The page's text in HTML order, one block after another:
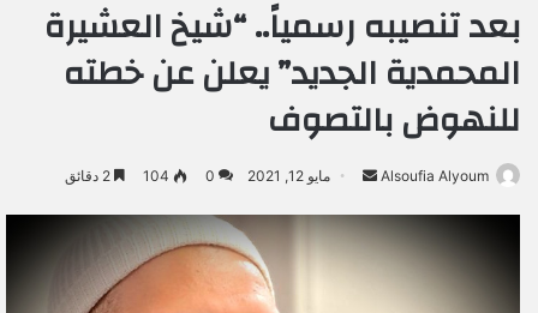
بعد تنصيبه رسمياً.. “شيخ العشيرة
المحمدية الجديد” يعلن عن خطته
للنهوض بالتصوف
Alsoufia Alyoum
س
مايو 12, 2021 0
104